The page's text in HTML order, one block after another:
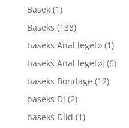
Basek (1)
Baseks (138)
baseks Anal legetø (1)
baseks Anal legetøj (6)
baseks Bondage (12)
baseks Di (2)
baseks Dild (1)